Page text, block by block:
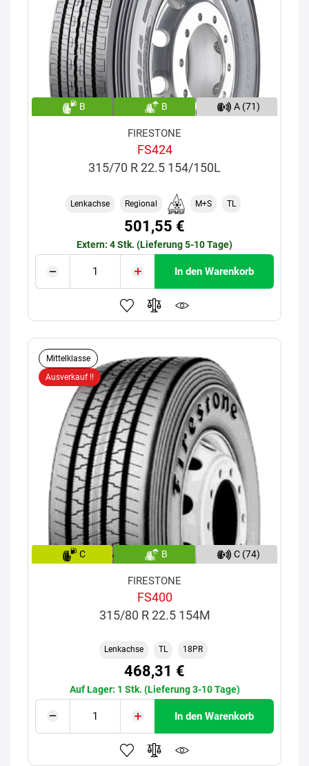
B B A (71)
FIRESTONE
FS424
315/70 R 22.5 154/150L
Lenkachse Regional M+S TL
501,55 €
Extern: 4 Stk. (Lieferung 5-10 Tage)
In den Warenkorb
Mittelklasse
Ausverkauf !!
C B C (74)
FIRESTONE
FS400
315/80 R 22.5 154M
Lenkachse TL 18PR
468,31 €
Auf Lager: 1 Stk. (Lieferung 3-10 Tage)
In den Warenkorb